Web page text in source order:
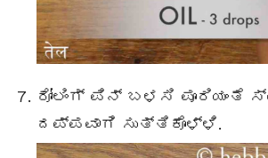
ರೋಲಿಂಗ್ ಪಿನ್ ಬಳಸಿ ಪೂರಿಯಂತೆ
ದಪ್ಪವಾಗಿ ಸುತ್ತಿಕೊಳ್ಳಿ.